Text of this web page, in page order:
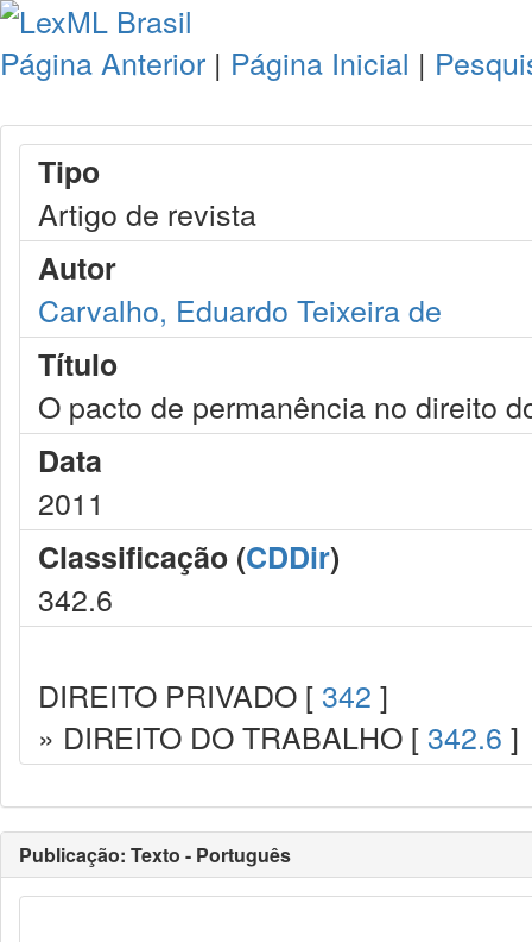
Página Anterior | Página Inicial |
Tipo
Artigo de revista
Autor
Carvalho, Eduardo Teixeira de
Título
O pacto de permanência no direito
Data
2011
Classificação (CDDir)
342.6
DIREITO PRIVADO [ 342 ]
» DIREITO DO TRABALHO [ 342.6 ]
Publicação: Texto - Português